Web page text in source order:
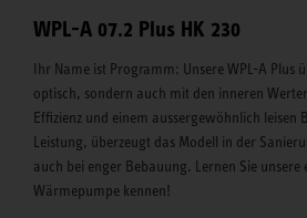
WPL-A 07.2 Plus HK 230
Ihr Name ist Programm: Unsere WPL-A Plus
optisch, sondern auch mit den inneren
Effizienz und einem aussergewöhnlich leisen
Leistung, überzeugt das Modell in der
auch bei enger Bebauung. Lernen Sie unsere
Wärmepumpe kennen!